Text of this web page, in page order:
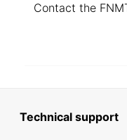
Contact the
Technical support